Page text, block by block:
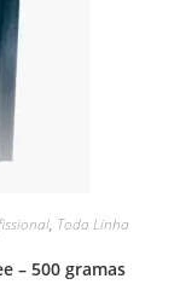
, Toda Linha
– 500 gramas